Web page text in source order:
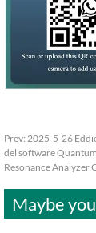
Prev: 2025-5-26
del software
Resonance Analyzer
Maybe